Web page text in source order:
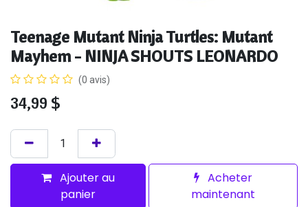
Teenage Mutant Ninja Turtles: Mutant
Mayhem - NINJA SHOUTS LEONARDO
(0 avis)
34,99 $
Ajouter au
panier
Acheter
maintenant